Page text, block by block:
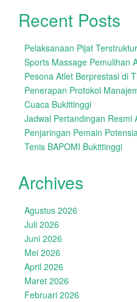
Recent Posts
Pelaksanaan Pijat
Sports Massage Pemulihan
Pesona Atlet Berprestasi di
Penerapan Protokol
Cuaca Bukittinggi
Jadwal Pertandingan Resmi
Penjaringan Pemain
Tenis BAPOMI Bukittinggi
Archives
Agustus 2026
Juli 2026
Juni 2026
Mei 2026
April 2026
Maret 2026
Februari 2026